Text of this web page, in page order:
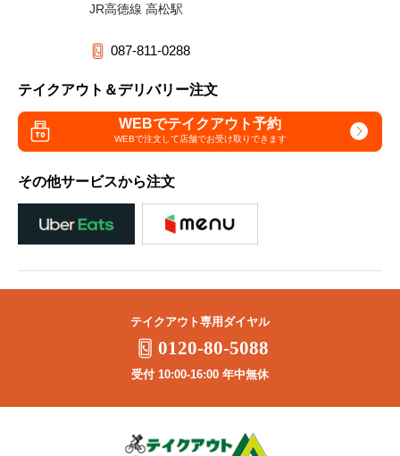
JR高徳線 高松駅
087-811-0288
テイクアウト＆デリバリー注文
WEBでテイクアウト予約
WEBで注文して店舗でお受け取りできます
その他サービスから注文
テイクアウト専用ダイヤル
0120-80-5088
受付 10:00-16:00 年中無休